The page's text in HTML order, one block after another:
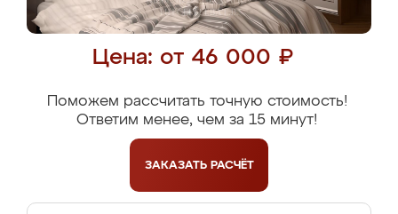
Цена: от 46 000 ₽
Поможем рассчитать точную стоимость!
Ответим менее, чем за 15 минут!
ЗАКАЗАТЬ РАСЧЁТ